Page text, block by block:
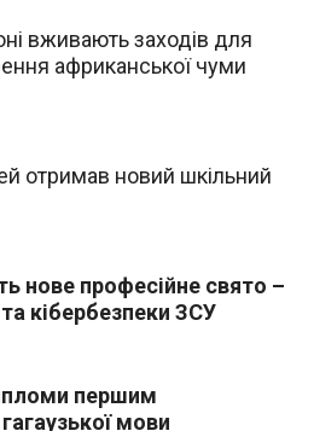
вживають заходів для
африканської чуми
отримав новий шкільний
нове професійне свято –
кібербезпеки ЗСУ
першим
мови